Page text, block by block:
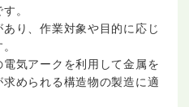
。
り、作業対象や目的に応じ
気アークを利用して金属を
められる構造物の製造に適